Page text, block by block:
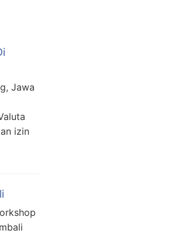
Jawa
izin